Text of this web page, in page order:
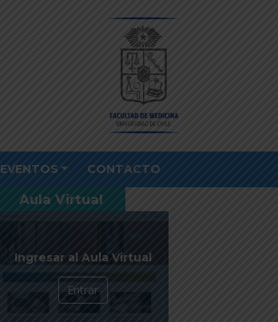
EVENTOS CONTACTO
Aula Virtual
Ingresar al Aula Virtual
Entrar